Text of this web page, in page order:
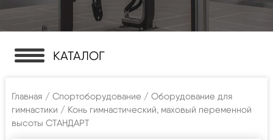
КАТАЛОГ
Главная / Спортоборудование / Оборудование для
гимнастики / Конь гимнастический, маховый переменной
высоты СТАНДАРТ